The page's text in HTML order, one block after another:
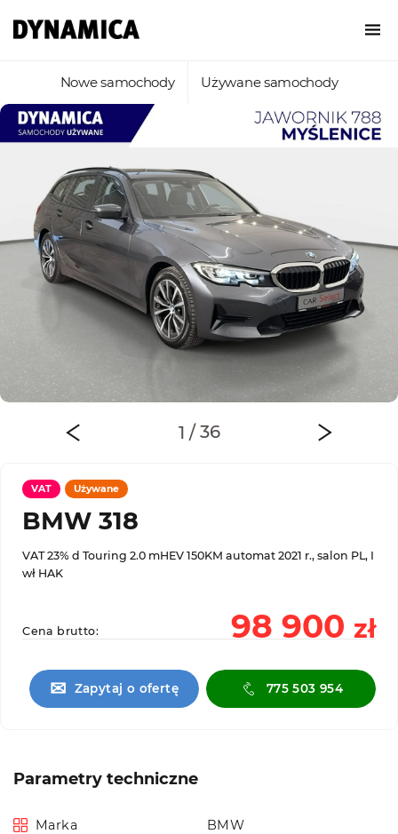
Nowe samochody Używane samochody
VAT Używane
BMW 318
VAT 23% d Touring 2.0 mHEV 150KM automat 2021 r., salon PL, I
wł HAK
Cena brutto: 98 900 zł
✉ Zapytaj o ofertę 775 503 954
Parametry techniczne
Marka BMW